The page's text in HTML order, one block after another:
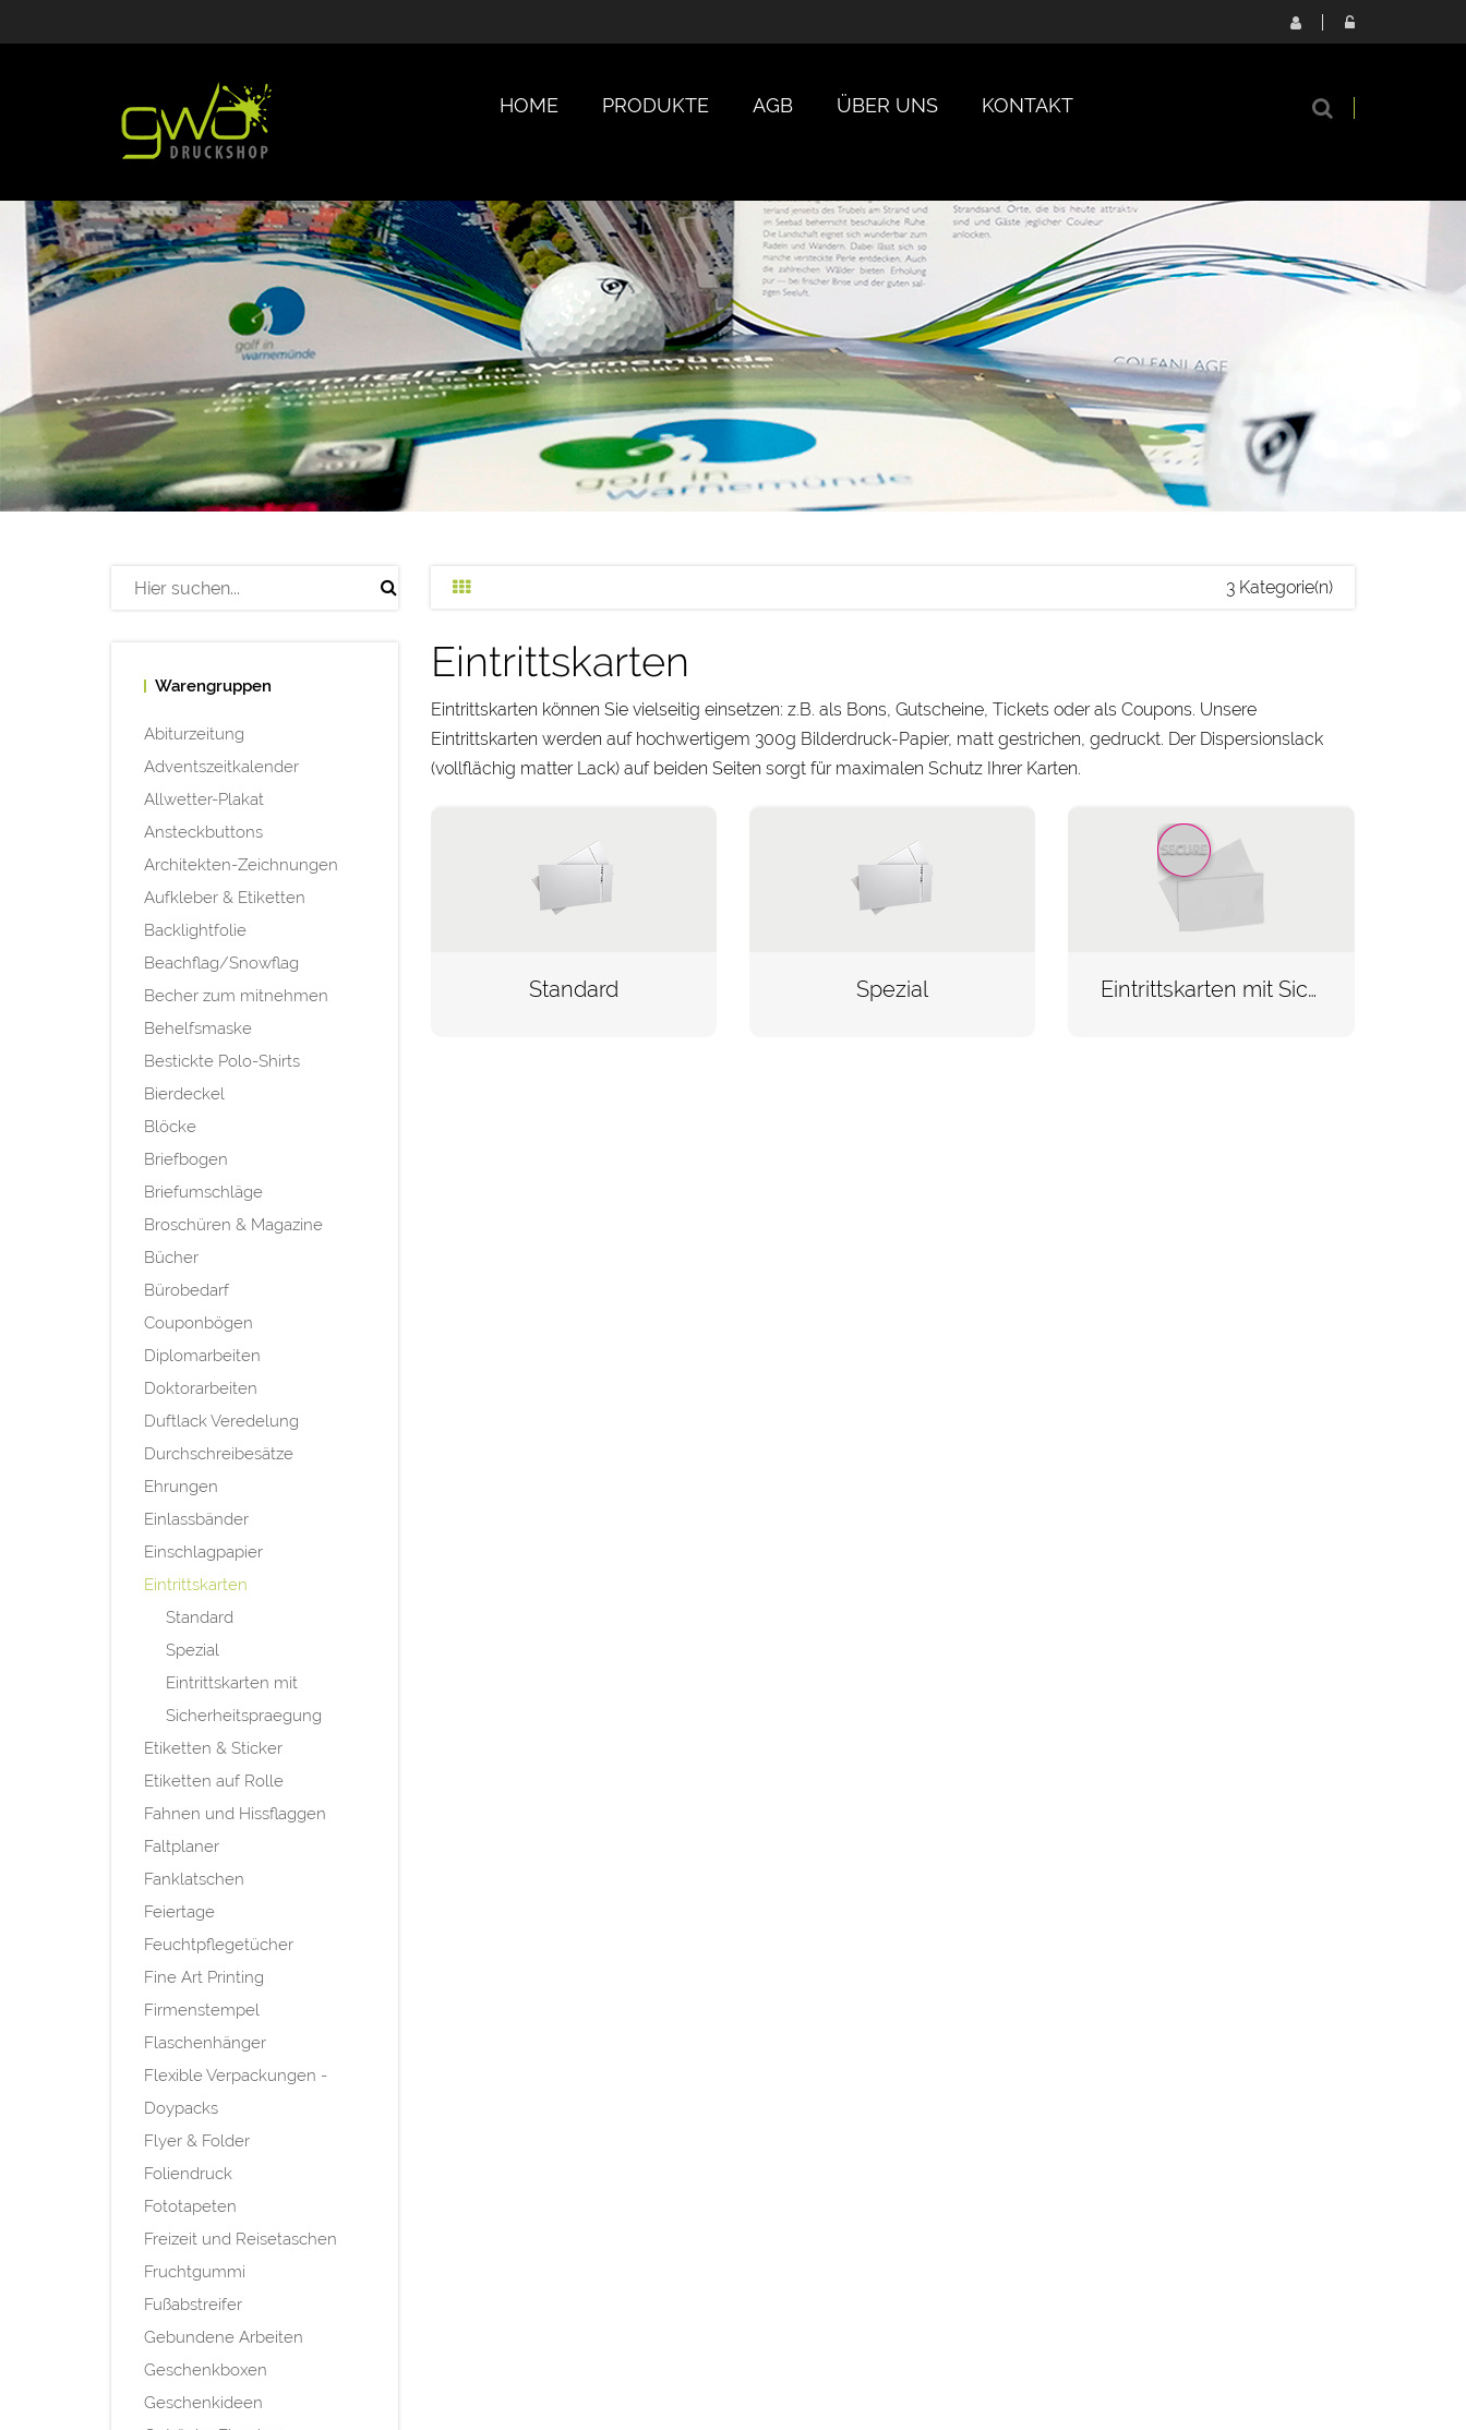
HOME PRODUKTE AGB ÜBER UNS KONTAKT
Warengruppen
Abiturzeitung
Adventszeitkalender
Allwetter-Plakat
Ansteckbuttons
Architekten-Zeichnungen
Aufkleber & Etiketten
Backlightfolie
Beachflag/Snowflag
Becher zum mitnehmen
Behelfsmaske
Bestickte Polo-Shirts
Bierdeckel
Blöcke
Briefbogen
Briefumschläge
Broschüren & Magazine
Bücher
Bürobedarf
Couponbögen
Diplomarbeiten
Doktorarbeiten
Duftlack Veredelung
Durchschreibesätze
Ehrungen
Einlassbänder
Einschlagpapier
Eintrittskarten
Standard
Spezial
Eintrittskarten mit
Sicherheitspraegung
Etiketten & Sticker
Etiketten auf Rolle
Fahnen und Hissflaggen
Faltplaner
Fanklatschen
Feiertage
Feuchtpflegetücher
Fine Art Printing
Firmenstempel
Flaschenhänger
Flexible Verpackungen -
Doypacks
Flyer & Folder
Foliendruck
Fototapeten
Freizeit und Reisetaschen
Fruchtgummi
Fußabstreifer
Gebundene Arbeiten
Geschenkboxen
Geschenkideen
3 Kategorie(n)
Eintrittskarten
Eintrittskarten können Sie vielseitig einsetzen: z.B. als Bons, Gutscheine, Tickets oder als Coupons. Unsere
Eintrittskarten werden auf hochwertigem 300g Bilderdruck-Papier, matt gestrichen, gedruckt. Der Dispersionslack
(vollflächig matter Lack) auf beiden Seiten sorgt für maximalen Schutz Ihrer Karten.
Standard Spezial Eintrittskarten mit Sicherheitspraegung